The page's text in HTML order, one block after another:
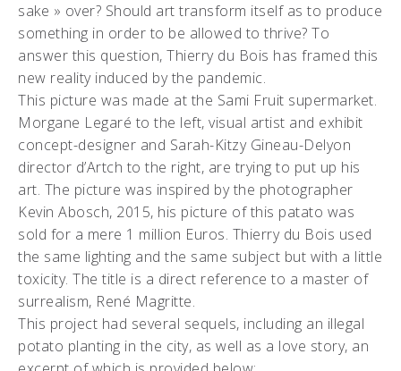
sake » over? Should art transform itself as to produce
something in order to be allowed to thrive? To
answer this question, Thierry du Bois has framed this
new reality induced by the pandemic.
This picture was made at the Sami Fruit supermarket.
Morgane Legaré to the left, visual artist and exhibit
concept-designer and Sarah-Kitzy Gineau-Delyon
director d’Artch to the right, are trying to put up his
art. The picture was inspired by the photographer
Kevin Abosch, 2015, his picture of this patato was
sold for a mere 1 million Euros. Thierry du Bois used
the same lighting and the same subject but with a little
toxicity. The title is a direct reference to a master of
surrealism, René Magritte.
This project had several sequels, including an illegal
potato planting in the city, as well as a love story, an